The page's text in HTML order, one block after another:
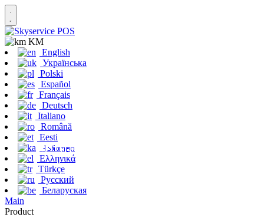
KM
English
Українська
Polski
Español
Français
Deutsch
Italiano
Română
Eesti
ქართული
Ελληνικά
Türkçe
Русский
Беларуская
Main
Product